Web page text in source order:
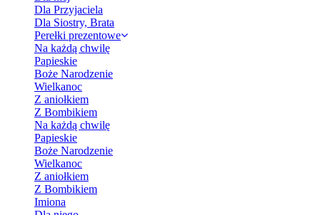
Dla Przyjaciela
Dla Siostry, Brata
Perełki prezentowe
Na każdą chwilę
Papieskie
Boże Narodzenie
Wielkanoc
Z aniołkiem
Z Bombikiem
Na każdą chwilę
Papieskie
Boże Narodzenie
Wielkanoc
Z aniołkiem
Z Bombikiem
Imiona